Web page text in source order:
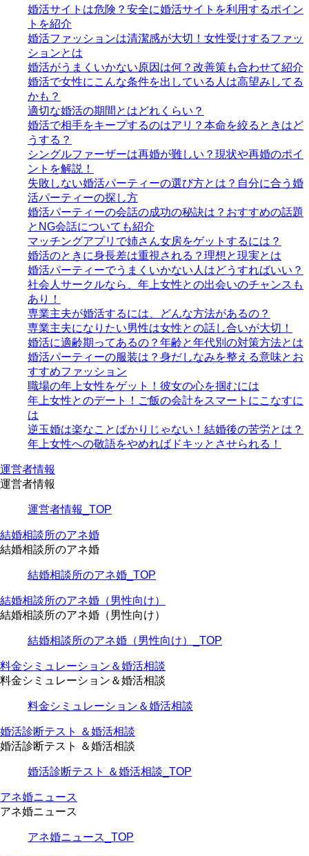
婚活サイトは危険？安全に婚活サイトを利用するポイン
トを紹介
婚活ファッションは清潔感が大切！女性受けするファッ
ションとは
婚活がうまくいかない原因は何？改善策も合わせて紹介
婚活で女性にこんな条件を出している人は高望みしてる
かも？
適切な婚活の期間とはどれくらい？
婚活で相手をキープするのはアリ？本命を絞るときはど
うする？
シングルファーザーは再婚が難しい？現状や再婚のポイ
ントを解説！
失敗しない婚活パーティーの選び方とは？自分に合う婚
活パーティーの探し方
婚活パーティーの会話の成功の秘訣は？おすすめの話題
とNG会話についても紹介
マッチングアプリで姉さん女房をゲットするには？
婚活のときに身長差は重視される？理想と現実とは
婚活パーティーでうまくいかない人はどうすればいい？
社会人サークルなら、年上女性との出会いのチャンスも
あり！
専業主夫が婚活するには、どんな方法があるの？
専業主夫になりたい男性は女性との話し合いが大切！
婚活に適齢期ってあるの？年齢と年代別の対策方法とは
婚活パーティーの服装は？身だしなみを整える意味とお
すすめファッション
職場の年上女性をゲット！彼女の心を掴むには
年上女性とのデート！ご飯の会計をスマートにこなすに
は
逆玉婚は楽なことばかりじゃない！結婚後の苦労とは？
年上女性への敬語をやめればドキッとさせられる！
運営者情報
運営者情報
運営者情報_TOP
結婚相談所のアネ婚
結婚相談所のアネ婚
結婚相談所のアネ婚_TOP
結婚相談所のアネ婚（男性向け）
結婚相談所のアネ婚（男性向け）
結婚相談所のアネ婚（男性向け）_TOP
料金シミュレーション＆婚活相談
料金シミュレーション＆婚活相談
料金シミュレーション＆婚活相談
婚活診断テスト ＆婚活相談
婚活診断テスト ＆婚活相談
婚活診断テスト ＆婚活相談_TOP
アネ婚ニュース
アネ婚ニュース
アネ婚ニュース_TOP